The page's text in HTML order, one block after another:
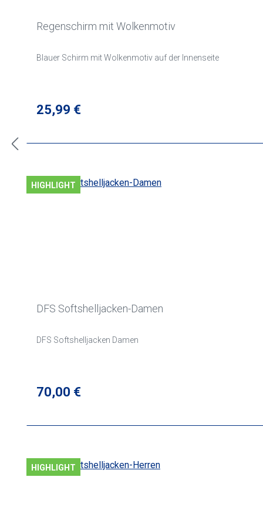
Regenschirm mit Wolkenmotiv
Blauer Schirm mit Wolkenmotiv auf der Innenseite
Regulärer Preis:
25,99 €
HIGHLIGHT
DFS Softshelljacken-Damen
DFS Softshelljacken Damen
Regulärer Preis:
70,00 €
HIGHLIGHT